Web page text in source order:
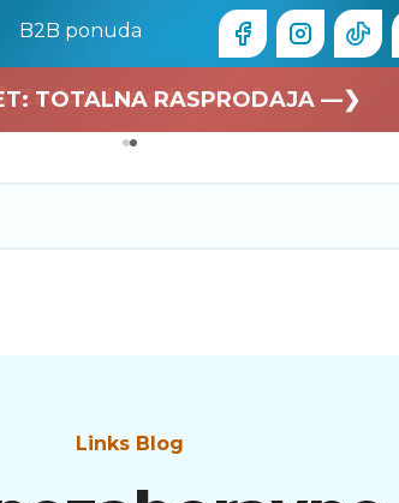
B2B ponuda
Zaslužuješ odmor —❯
TOTALNA RASPRODAJA —❯
Links Blog